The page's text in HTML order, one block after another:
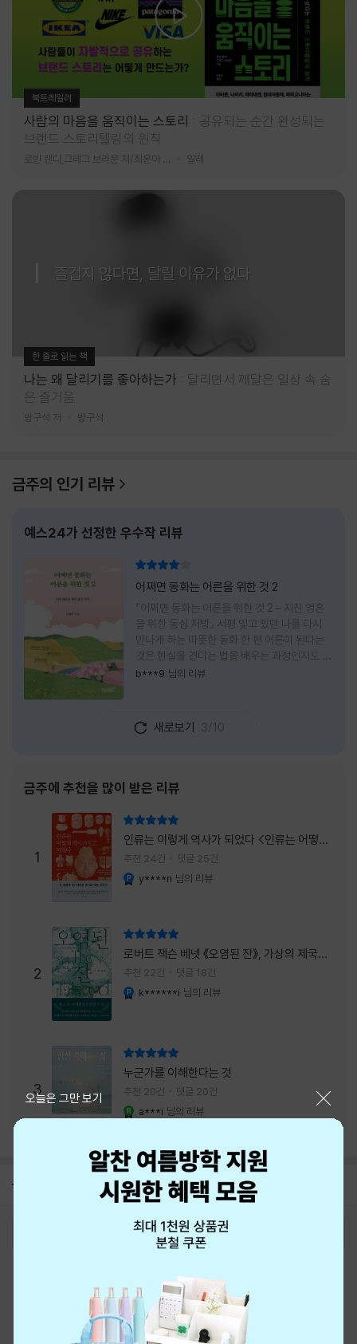
북트레일러
사람의 마음을 움직이는 스토리
공유되는 순간 완성되는
브랜드 스토리텔링의 원칙
알레
즐겁지 않다면, 달릴 이유가 없다
한 줄로 읽는 책
나는 왜 달리기를 좋아하는가
달리면서 깨달은 일상 속 숨
은 즐거움
방구석 저 방구석
금주의 인기 리뷰
예스24가 선정한 우수작 리뷰
어쩌면 동화는 어른을 위한 것 2
『어쩌면 동화는 어른을 위한 것 2 – 지친 영혼
을 위한 동심 처방』 서평 잊고 있던 나를 다시
만나게 하는 따뜻한 동화 한 편 어른이 된다는
것은 현실을 견디는 법을 배우는 과정인지도 모
른다. 해야 할 일은 늘어나고, 책임은 무거워지
효율과 성과를 먼저 생각하는 사람이 되어간다.
『어쩌면 동화는 어른을 위한 것 2 – 지친 영혼
목을 보았을 때는 동화를 다시 읽는 감성 에세
이 정도로 생각했다. 하지만 책장을 넘길수록
깨닫게 된다. 동화는 아이들만을 위한 이야기가
아니라, 삶에 지친 어른들의 마음을 치유하는
가장 순수한 언어라는 사실을 말이다. 이 책은
익숙한
b***9 님의 리뷰
새로보기 3/10
금주에 추천을 많이 받은 리뷰
1
인류는 이렇게 역사가 되었다 <인류는 어떻게
역사가 되었나>
추천 24건 댓글 25건
y****n 님의 리뷰
2
로버트 잭슨 베넷 《오염된 잔》, 가상의 제국이
주는 실감과 미스터리 사건의 치밀함이 이루어
내는 최상의 시너지...
추천 22건 댓글 18건
k******i 님의 리뷰
3
누군가를 이해한다는 것
추천 20건 댓글 20건
a***i 님의 리뷰
공지 8월 신용카드 무이자할부 안내
오늘은 그만 보기
최근 본 상품
eBook 1:1문의/채팅상담
예스이십사(주) 사업자 정보
이용약관
개인정보처리방침
청소년보호정책